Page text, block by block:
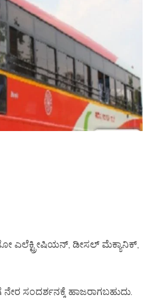
ಎಲೆಕ್ಟ್ರೀಷಿಯನ್, ಡೀಸಲ್ ಮೆಕ್ಯಾನಿಕ್,
ಸಂದರ್ಶನಕ್ಕೆ ಹಾಜರಾಗಬಹುದು.